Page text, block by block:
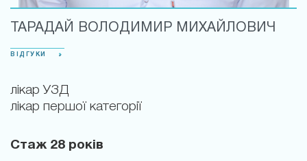
ТАРАДАЙ ВОЛОДИМИР МИХАЙЛОВИЧ
ВІДГУКИ
лікар УЗД
лікар першої категорії
Стаж 28 років